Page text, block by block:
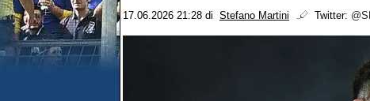
17.06.2026 21:28 di Stefano Martini Twitter: